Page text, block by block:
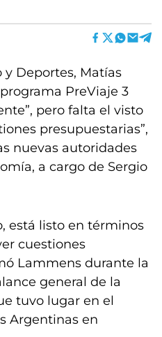
Deportes, Matías
PreViaje 3
pero falta el visto
presupuestarias”,
nuevas autoridades
a cargo de Sergio
está listo en términos
cuestiones
Lammens durante la
general de la
tuvo lugar en el
Argentinas en